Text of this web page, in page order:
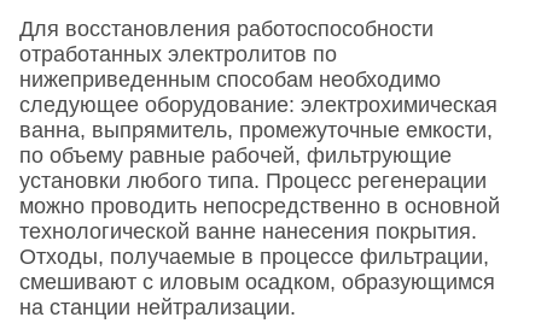
Для восстановления работоспособности
отработанных электролитов по
нижеприведенным способам необходимо
следующее оборудование: электрохимическая
ванна, выпрямитель, промежуточные емкости,
по объему равные рабочей, фильтрующие
установки любого типа. Процесс регенерации
можно проводить непосредственно в основной
технологической ванне нанесения покрытия.
Отходы, получаемые в процессе фильтрации,
смешивают с иловым осадком, образующимся
на станции нейтрализации.